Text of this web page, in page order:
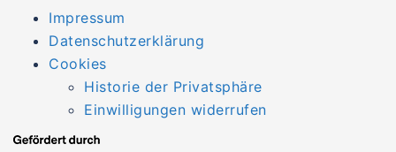
Impressum
Datenschutzerklärung
Cookies
Historie der Privatsphäre
Einwilligungen widerrufen